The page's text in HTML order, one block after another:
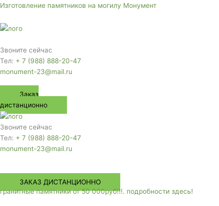
Перейти
содержимому
Изготовление памятников на могилу Монумент
Звоните сейчас
Тел: + 7 (988) 888-20-47
monument-23@mail.ru
Заказ
дистанционно
Звоните сейчас
Тел: + 7 (988) 888-20-47
monument-23@mail.ru
Меню
ЗАКАЗ ДИСТАНЦИОННО
гранитные памятники от 50 000руб!!!. подробности здесь!